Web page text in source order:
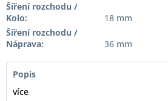
Šíření rozchodu /
Kolo:
18 mm
Šíření rozchodu /
Náprava:
36 mm
Popis
více